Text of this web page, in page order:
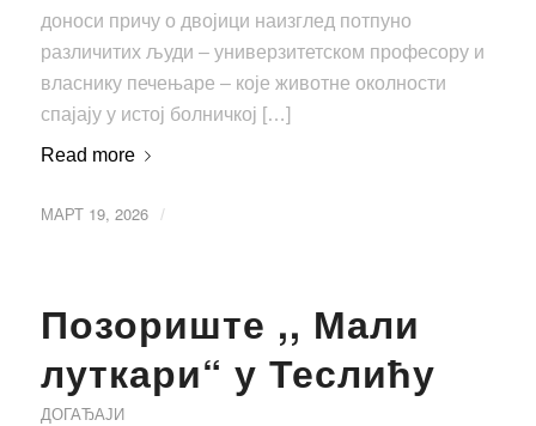
доноси причу о двојици наизглед потпуно
различитих људи – универзитетском професору и
власнику печењаре – које животне околности
спајају у истој болничкој […]
Read more
МАРТ 19, 2026 /
Позориште ,, Мали
луткари“ у Теслићу
ДОГАЂАЈИ